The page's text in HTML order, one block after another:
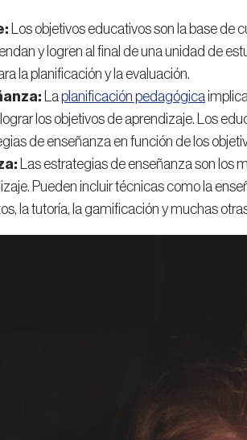
Los objetivos educativos son la base de
y logren al final de una unidad de
la planificación y la evaluación.
La planificación pedagógica
los objetivos de aprendizaje. Los
de enseñanza en función de los
Las estrategias de enseñanza son los
Pueden incluir técnicas como la
la tutoría, la gamificación y muchas